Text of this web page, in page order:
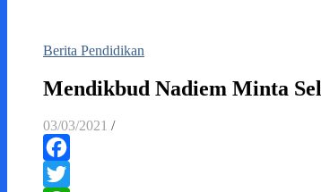
Berita Pendidikan
Mendikbud Nadiem Minta
03/03/2021 /
Facebook